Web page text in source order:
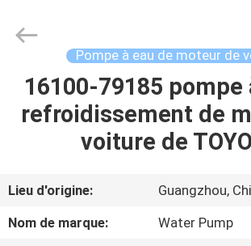
ACCUEIL
PRODUITS
VIDÉOS
SPARE
PARTS
Pompe à eau de moteur de
16100-79185 pompe
refroidissement de
voiture de
Lieu d'origine:
Guangzhou,
Nom de marque:
Water Pump